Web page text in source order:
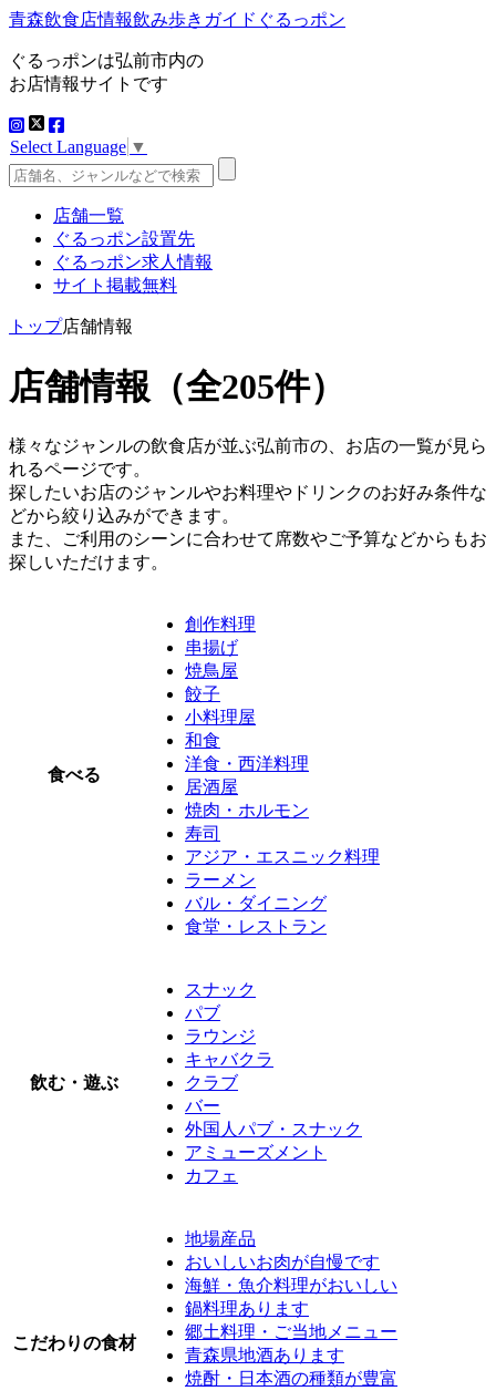
青森飲食店情報飲み歩きガイドぐるっポン
ぐるっポンは弘前市内の
お店情報サイトです
Select Language ▼
店舗一覧
ぐるっポン設置先
ぐるっポン求人情報
サイト掲載無料
トップ店舗情報
店舗情報 （全205件）
様々なジャンルの飲食店が並ぶ弘前市の、お店の一覧が見ら
れるページです。
探したいお店のジャンルやお料理やドリンクのお好み条件な
どから絞り込みができます。
また、ご利用のシーンに合わせて席数やご予算などからもお
探しいただけます。
食べる
創作料理
串揚げ
焼鳥屋
餃子
小料理屋
和食
洋食・西洋料理
居酒屋
焼肉・ホルモン
寿司
アジア・エスニック料理
ラーメン
バル・ダイニング
食堂・レストラン
飲む・遊ぶ
スナック
パブ
ラウンジ
キャバクラ
クラブ
バー
外国人パブ・スナック
アミューズメント
カフェ
こだわりの食材
地場産品
おいしいお肉が自慢です
海鮮・魚介料理がおいしい
鍋料理あります
郷土料理・ご当地メニュー
青森県地酒あります
焼酎・日本酒の種類が豊富